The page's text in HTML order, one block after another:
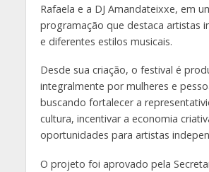
Rafaela e a DJ Amandateixxe, em
programação que destaca artistas
e diferentes estilos musicais.
Desde sua criação, o festival é
integralmente por mulheres e
buscando fortalecer a
cultura, incentivar a economia
oportunidades para artistas
O projeto foi aprovado pela